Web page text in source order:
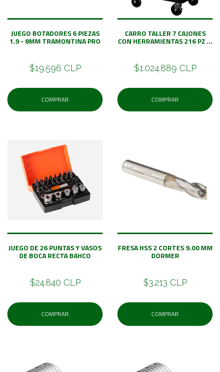
JUEGO BOTADORES 6 PIEZAS
1.9 - 8MM TRAMONTINA PRO
$19.596 CLP
COMPRAR
CARRO TALLER 7 CAJONES
CON HERRAMIENTAS 216 PZ ...
$1.024.889 CLP
COMPRAR
JUEGO DE 26 PUNTAS Y VASOS
DE BOCA RECTA BAHCO
$24.840 CLP
COMPRAR
FRESA HSS 2 CORTES 9.00 MM
DORMER
$3.213 CLP
COMPRAR